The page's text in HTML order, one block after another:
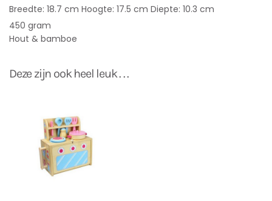
Breedte: 18.7 cm Hoogte: 17.5 cm Diepte: 10.3 cm
450 gram
Hout & bamboe
Deze zijn ook heel leuk . . .